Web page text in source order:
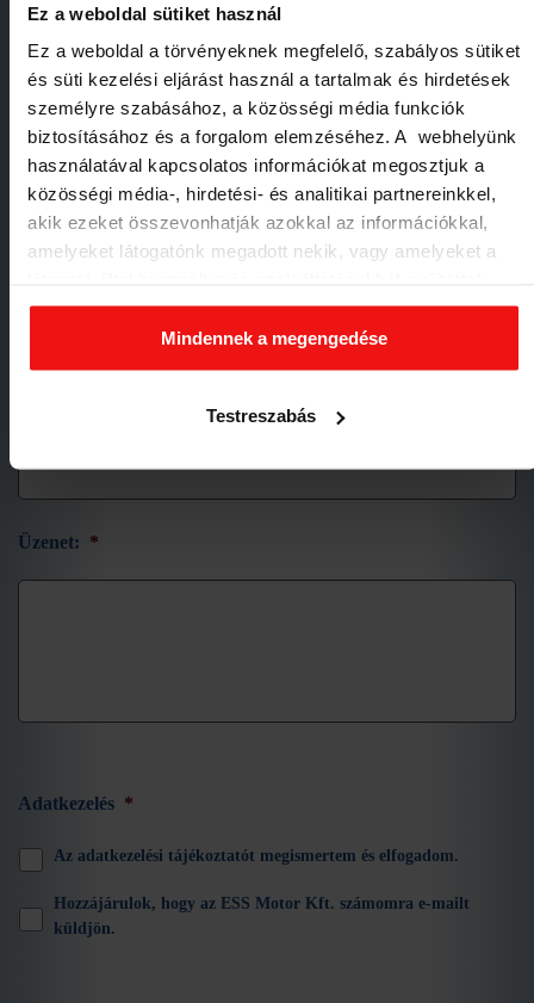
Ez a weboldal sütiket használ
Ez a weboldal a törvényeknek megfelelő, szabályos sütiket
és süti kezelési eljárást használ a tartalmak és hirdetések
személyre szabásához, a közösségi média funkciók
biztosításához és a forgalom elemzéséhez. A webhelyünk
használatával kapcsolatos információkat megosztjuk a
közösségi média-, hirdetési- és analitikai partnereinkkel,
akik ezeket összevonhatják azokkal az információkkal,
amelyeket látogatónk megadott nekik, vagy amelyeket a
Elfogadásával segíti a munkánkat és nagyobb felhasználói
élményt biztosíthatunk mi is látogatóinknak.
Mindennek a megengedése
Testreszabás
E-mail cím:
Alvázszám *
Rendszám *
Üzenet: *
Adatkezelés *
Az adatkezelési tájékoztatót megismertem és elfogadom.
Hozzájárulok, hogy az ESS Motor Kft. számomra e-mailt
küldjön.